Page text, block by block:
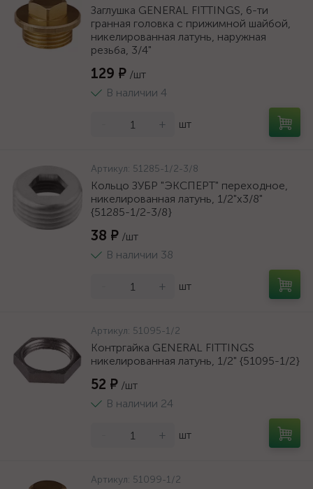
Заглушка GENERAL FITTINGS, 6-ти
гранная головка с прижимной шайбой,
никелированная латунь, наружная
резьба, 3/4"
129 ₽ /шт
В наличии 4
+ шт
Артикул: 51285-1/2-3/8
Кольцо ЗУБР "ЭКСПЕРТ" переходное,
никелированная латунь, 1/2"х3/8"
{51285-1/2-3/8}
38 ₽ /шт
В наличии 38
+ шт
Артикул: 51095-1/2
Контргайка GENERAL FITTINGS
никелированная латунь, 1/2" {51095-1/2}
52 ₽ /шт
В наличии 24
+ шт
Артикул: 51099-1/2